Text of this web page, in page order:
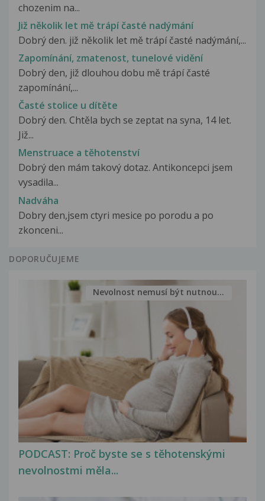
chozenim na...
Již několik let mě trápí časté nadýmání
Dobrý den. již několik let mě trápí časté nadýmání,...
Zapomínání, zmatenost, tunelové vidění
Dobrý den, již dlouhou dobu mě trápí časté
zapomínání,...
Časté stolice u dítěte
Dobrý den. Chtěla bych se zeptat na syna, 14 let.
Již...
Menstruace a těhotenství
Dobrý den mám takový dotaz. Antikoncepci jsem
vysadila...
Nadváha
Dobry den,jsem ctyri mesice po porodu a po
zkonceni...
DOPORUČUJEME
PODCAST: Proč byste se s těhotenskými
nevolnostmi měla...
Nevolnost nemusí být nutnou...